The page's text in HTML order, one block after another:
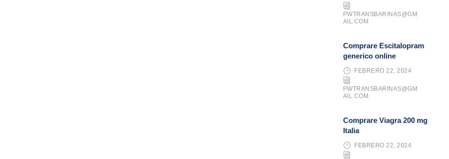
PWTRANSBARINAS@GM
AIL.COM
Comprare Escitalopram
generico online
FEBRERO 22, 2024
PWTRANSBARINAS@GM
AIL.COM
Comprare Viagra 200 mg
Italia
FEBRERO 22, 2024